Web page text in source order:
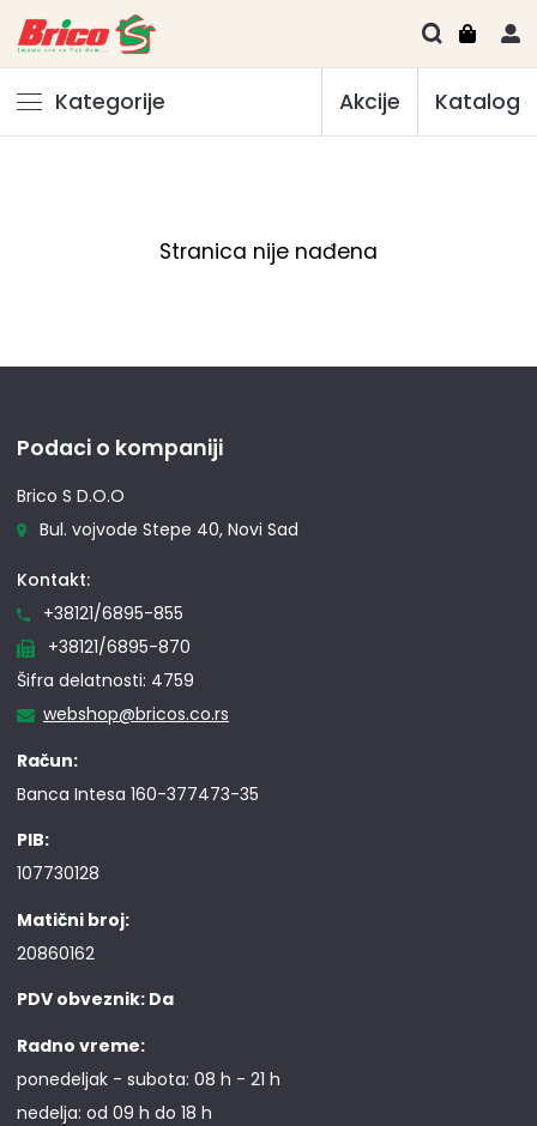
Kategorije Akcije Katalog
Stranica nije nađena
Podaci o kompaniji
Brico S D.O.O
Bul. vojvode Stepe 40, Novi Sad
Kontakt:
+38121/6895-855
+38121/6895-870
Šifra delatnosti: 4759
webshop@bricos.co.rs
Račun:
Banca Intesa 160-377473-35
PIB:
107730128
Matični broj:
20860162
PDV obveznik: Da
Radno vreme:
ponedeljak - subota: 08 h - 21 h
nedelja: od 09 h do 18 h